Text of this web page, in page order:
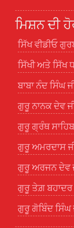
ਮਿਸ਼ਨ ਦੀ
ਸਿੱਖ ਵੀਡੀਓ
ਸਿੱਖੀ ਅਤੇ ਸਿੱਖ
ਬਾਬਾ ਨੰਦ ਸਿੰਘ
ਗੁਰੂ ਨਾਨਕ ਦੇਵ
ਗੁਰੂ ਗ੍ਰੰਥ ਸਾਹਿਬ
ਗੁਰੂ ਅਮਰਦਾਸ
ਗੁਰੂ ਅਰਜਨ ਦੇਵ
ਗੁਰੂ ਤੇਗ਼ ਬਹਾਦਰ
ਗੁਰੂ ਗੋਬਿੰਦ ਸਿੰਘ